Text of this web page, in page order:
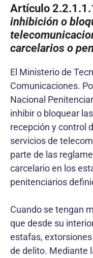
Artículo
inhibición o
carcelarios o
El Ministerio de
Comunicaciones.
Nacional
inhibir o bloquear
recepción y control
servicios de
parte de las
carcelario en los
penitenciarios
Cuando se tengan
que desde su
estafas,
de delito. Mediante